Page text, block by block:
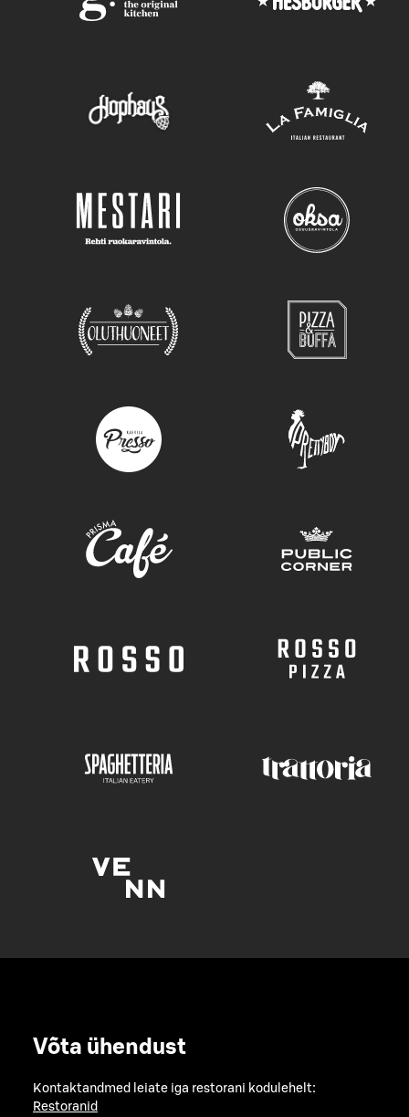
Võta ühendust
Kontaktandmed leiate iga restorani kodulehelt:
Restoranid